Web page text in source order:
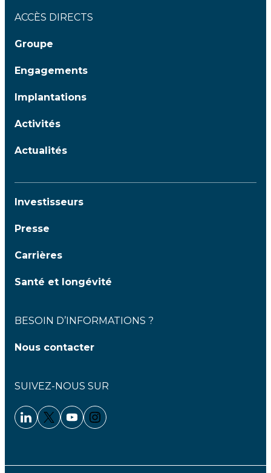
ACCÈS DIRECTS
Groupe
Engagements
Implantations
Activités
Actualités
Investisseurs
Presse
Carrières
Santé et longévité
BESOIN D’INFORMATIONS ?
Nous contacter
SUIVEZ-NOUS SUR
Linkedin - Clariane
Twitter - Clariane
Youtube - Clariane
Instagram - Clariane